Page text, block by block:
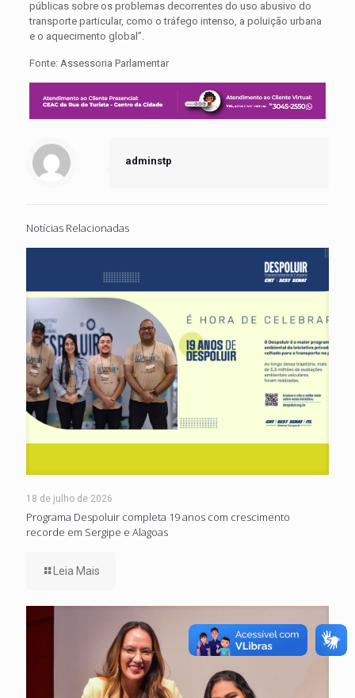
públicas sobre os problemas decorrentes do uso abusivo do
transporte particular, como o tráfego intenso, a poluição urbana
e o aquecimento global”.
Fonte: Assessoria Parlamentar
adminstp
Notícias Relacionadas
18 de julho de 2026
Programa Despoluir completa 19 anos com crescimento
recorde em Sergipe e Alagoas
Leia Mais